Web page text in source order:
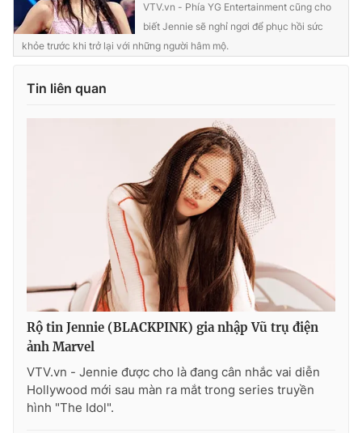
VTV9 VTV8
Theo dõi báo trên
Cơ quan chủ quản: Đài Truyền hình Việt Nam
Cơ quan báo chí:Thời báo VTV
Giấy phép hoạt động báo in và báo điện tử số 483/GP-BTTTT
cấp ngày 29/12/2023
Phó Tổng Biên tập: Nguyễn Thị Mỹ Hạnh, Phạm Quốc Thắng,
Nguyễn Trọng Ninh
VTV.vn - Phía YG Entertainment cũng cho
biết Jennie sẽ nghỉ ngơi để phục hồi sức
khỏe trước khi trở lại với những người hâm mộ.
Tin liên quan
Rộ tin Jennie (BLACKPINK) gia nhập Vũ trụ điện
ảnh Marvel
VTV.vn - Jennie được cho là đang cân nhắc vai diễn
Hollywood mới sau màn ra mắt trong series truyền
hình "The Idol".